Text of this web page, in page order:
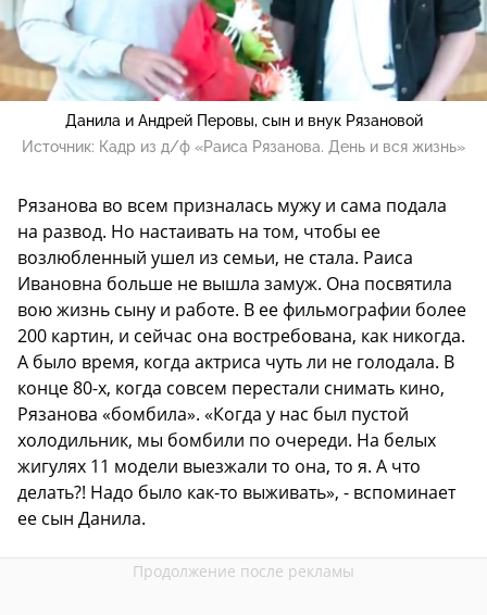
Данила и Андрей Перовы, сын и внук Рязановой
Источник: Кадр из д/ф «Раиса Рязанова. День и вся жизнь»
Рязанова во всем призналась мужу и сама подала
на развод. Но настаивать на том, чтобы ее
возлюбленный ушел из семьи, не стала. Раиса
Ивановна больше не вышла замуж. Она посвятила
вою жизнь сыну и работе. В ее фильмографии более
200 картин, и сейчас она востребована, как никогда.
А было время, когда актриса чуть ли не голодала. В
конце 80-х, когда совсем перестали снимать кино,
Рязанова «бомбила». «Когда у нас был пустой
холодильник, мы бомбили по очереди. На белых
жигулях 11 модели выезжали то она, то я. А что
делать?! Надо было как-то выживать», - вспоминает
ее сын Данила.